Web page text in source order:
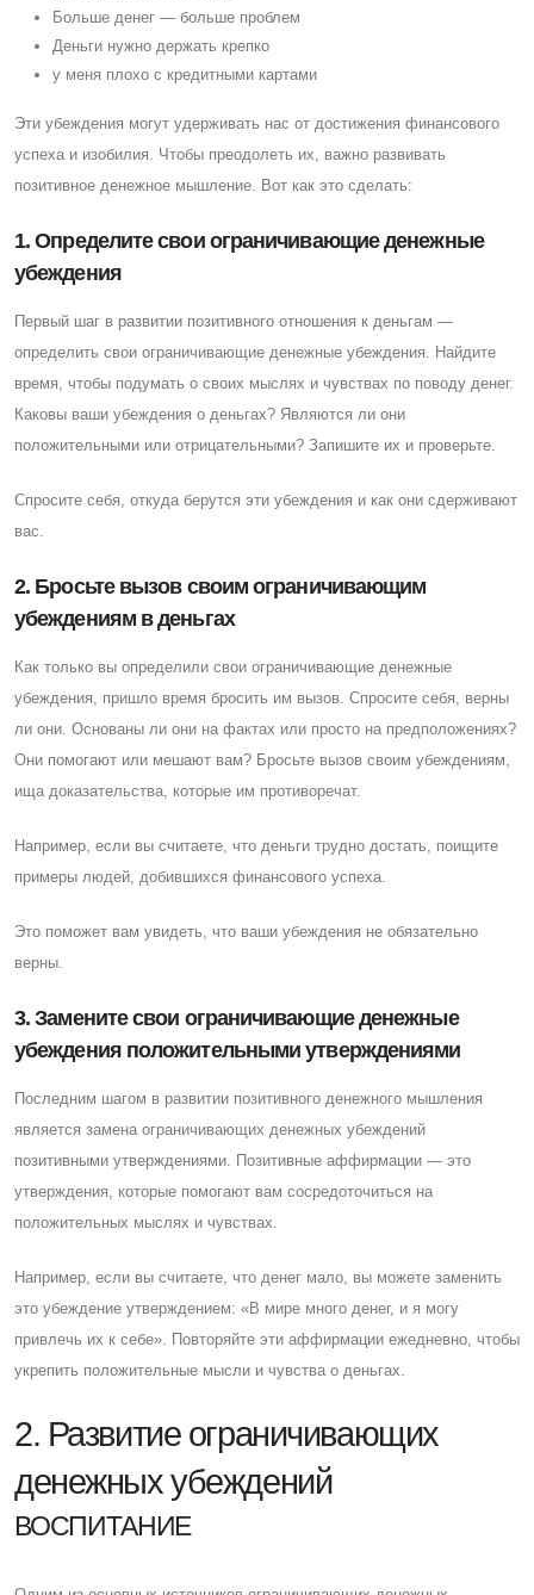
Больше денег — больше проблем
Деньги нужно держать крепко
у меня плохо с кредитными картами
Эти убеждения могут удерживать нас от достижения финансового
успеха и изобилия. Чтобы преодолеть их, важно развивать
позитивное денежное мышление. Вот как это сделать:
1. Определите свои ограничивающие денежные
убеждения
Первый шаг в развитии позитивного отношения к деньгам —
определить свои ограничивающие денежные убеждения. Найдите
время, чтобы подумать о своих мыслях и чувствах по поводу денег.
Каковы ваши убеждения о деньгах? Являются ли они
положительными или отрицательными? Запишите их и проверьте.
Cпросите себя, откуда берутся эти убеждения и как они сдерживают
вас.
2. Бросьте вызов своим ограничивающим
убеждениям в деньгах
Как только вы определили свои ограничивающие денежные
убеждения, пришло время бросить им вызов. Cпросите себя, верны
ли они. Основаны ли они на фактах или просто на предположениях?
Они помогают или мешают вам? Бросьте вызов своим убеждениям,
ища доказательства, которые им противоречат.
Например, если вы считаете, что деньги трудно достать, поищите
примеры людей, добившихся финансового успеха.
Это поможет вам увидеть, что ваши убеждения не обязательно
верны.
3. Замените свои ограничивающие денежные
убеждения положительными утверждениями
Последним шагом в развитии позитивного денежного мышления
является замена ограничивающих денежных убеждений
позитивными утверждениями. Позитивные аффирмации — это
утверждения, которые помогают вам сосредоточиться на
положительных мыслях и чувствах.
Например, если вы считаете, что денег мало, вы можете заменить
это убеждение утверждением: «В мире много денег, и я могу
привлечь их к себе». Повторяйте эти аффирмации ежедневно, чтобы
укрепить положительные мысли и чувства о деньгах.
2. Развитие ограничивающих
денежных убеждений
ВОСПИТАНИЕ